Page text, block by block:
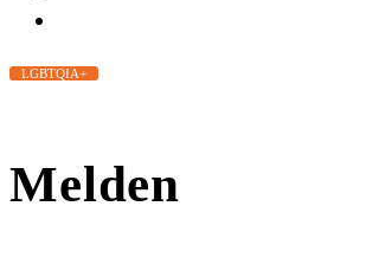
LGBTQIA+
Melden